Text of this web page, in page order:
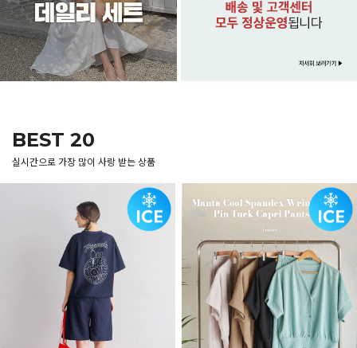
BEST 20
실시간으로 가장 많이 사랑 받는 상품